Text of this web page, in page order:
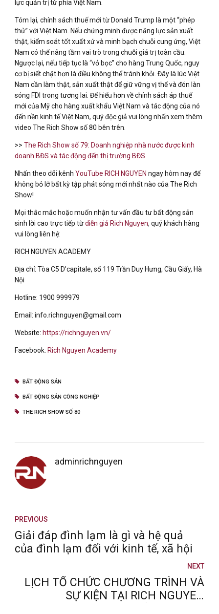
lực quản trị từ phía Việt Nam.
Tóm lại, chính sách thuế mới từ Donald Trump là một “phép
thử” với Việt Nam. Nếu chứng minh được năng lực sản xuất
thật, kiểm soát tốt xuất xứ và minh bạch chuỗi cung ứng, Việt
Nam có thể nâng tầm vai trò trong chuỗi giá trị toàn cầu.
Ngược lại, nếu tiếp tục là “vỏ bọc” cho hàng Trung Quốc, nguy
cơ bị siết chặt hơn là điều không thể tránh khỏi. Đây là lúc Việt
Nam cần làm thật, sản xuất thật để giữ vững vị thế và đón làn
sóng FDI trong tương lai. Để hiểu hơn về chính sách áp thuế
mới của Mỹ cho hàng xuất khẩu Việt Nam và tác động của nó
đến nền kinh tế Việt Nam, quý độc giả vui lòng nhấn xem thêm
video The Rich Show số 80 bên trên.
>> The Rich Show số 79: Doanh nghiệp nhà nước được kinh
doanh BĐS và tác động đến thị trường BĐS
Nhấn theo dõi kênh YouTube RICH NGUYEN ngay hôm nay để
không bỏ lỡ bất kỳ tập phát sóng mới nhất nào của The Rich
Show!
Mọi thắc mắc hoặc muốn nhận tư vấn đầu tư bất động sản
sinh lời cao trực tiếp từdiễn giả Rich Nguyen, quý khách hàng
vui lòng liên hệ:
RICH NGUYEN ACADEMY
Địa chỉ: Tòa C5 D’capitale, số 119 Trần Duy Hưng, Cầu Giấy, Hà
Nội
Hotline: 1900 999979
Email: info.richnguyen@gmail.com
Website: https://richnguyen.vn/
Facebook: Rich Nguyen Academy
BẤT ĐỘNG SẢN
BẤT ĐỘNG SẢN CÔNG NGHIỆP
THE RICH SHOW SỐ 80
adminrichnguyen
PREVIOUS
Giải đáp đình lạm là gì và hệ quả
của đình lạm đối với kinh tế, xã hội
NEXT
LỊCH TỔ CHỨC CHƯƠNG TRÌNH VÀ
SỰ KIỆN TẠI RICH NGUYEN